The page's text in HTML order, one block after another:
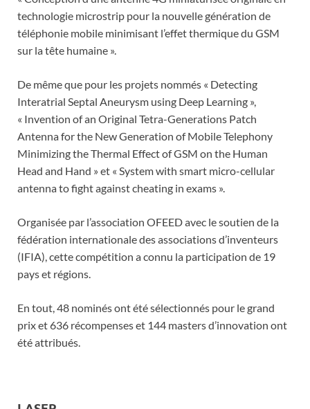
technologie microstrip pour la nouvelle génération de
téléphonie mobile minimisant l’effet thermique du GSM
sur la tête humaine ».
De même que pour les projets nommés « Detecting
Interatrial Septal Aneurysm using Deep Learning »,
« Invention of an Original Tetra-Generations Patch
Antenna for the New Generation of Mobile Telephony
Minimizing the Thermal Effect of GSM on the Human
Head and Hand » et « System with smart micro-cellular
antenna to fight against cheating in exams ».
Organisée par l’association OFEED avec le soutien de la
fédération internationale des associations d’inventeurs
(IFIA), cette compétition a connu la participation de 19
pays et régions.
En tout, 48 nominés ont été sélectionnés pour le grand
prix et 636 récompenses et 144 masters d’innovation ont
été attribués.